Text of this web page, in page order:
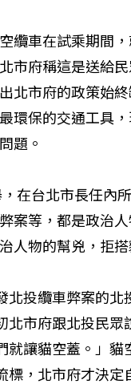
纜車在試乘期間
市府稱這是送給
北市府的政策始
環保的交通工具
題。
在台北市長任內
案等，都是政治
人物的幫兇，拒搭
北投纜車弊案的
北市府跟北投民
就讓貓空蓋。」
標，北市府才決